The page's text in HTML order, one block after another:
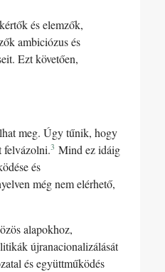
és elemzők,
ambiciózus és
Ezt követően,
meg. Úgy tűnik, hogy
felvázolni.3 Mind ez idáig
és
még nem elérhető,
alapokhoz,
újranacionalizálását
és együttműködés